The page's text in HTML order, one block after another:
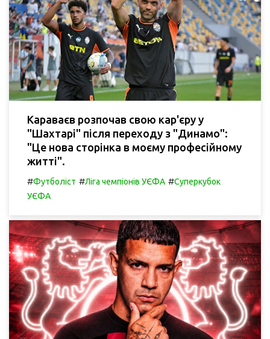
Караваєв розпочав свою кар'єру у
"Шахтарі" після переходу з "Динамо":
"Це нова сторінка в моєму професійному
житті".
#Футболіст #Ліга чемпіонів УЄФА #Суперкубок
УЄФА